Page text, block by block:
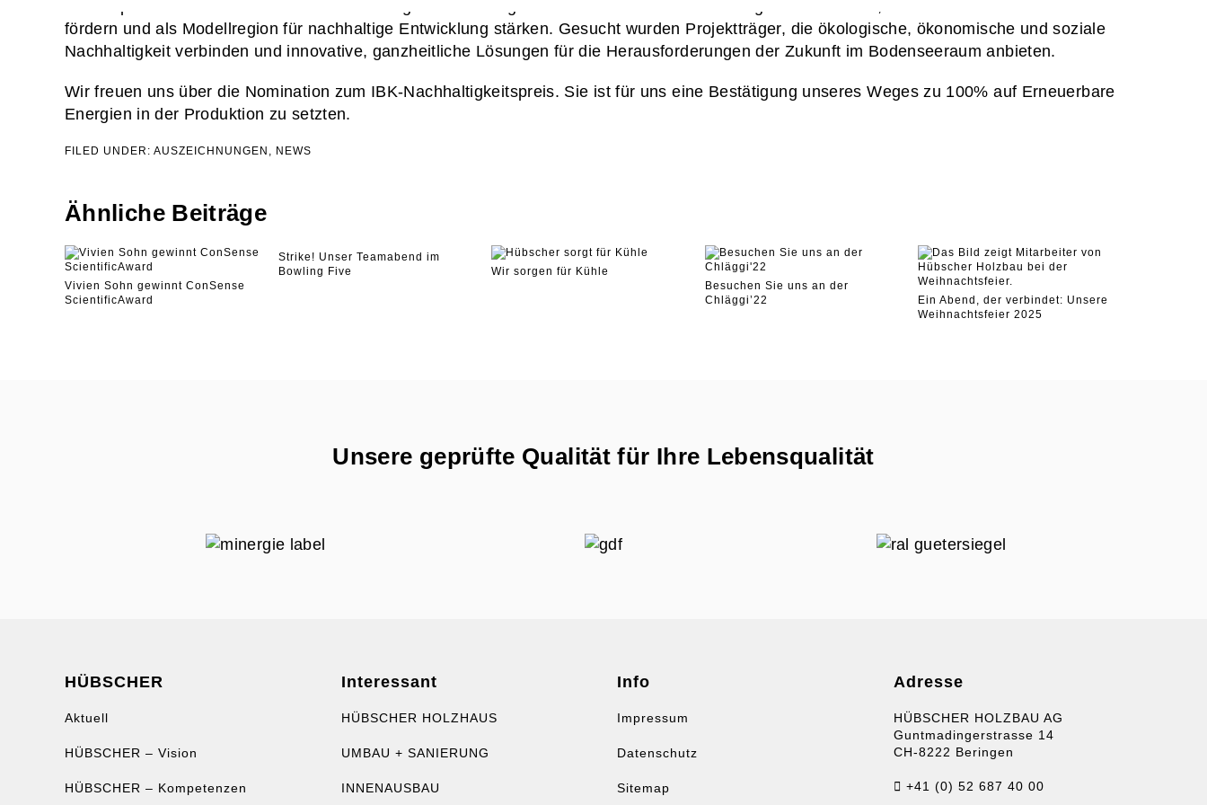
fördern und als Modellregion für nachhaltige Entwicklung stärken. Gesucht wurden Projektträger, die ökologische, ökonomische und soziale
Nachhaltigkeit verbinden und innovative, ganzheitliche Lösungen für die Herausforderungen der Zukunft im Bodenseeraum anbieten.
Wir freuen uns über die Nomination zum IBK-Nachhaltigkeitspreis. Sie ist für uns eine Bestätigung unseres Weges zu 100% auf Erneuerbare
Energien in der Produktion zu setzten.
FILED UNDER: AUSZEICHNUNGEN , NEWS
Ähnliche Beiträge
Vivien Sohn gewinnt ConSense
ScientificAward
Strike! Unser Teamabend im
Bowling Five
Wir sorgen für Kühle
Besuchen Sie uns an der
Chläggi’22
Ein Abend, der verbindet: Unsere
Weihnachtsfeier 2025
Unsere geprüfte Qualität für Ihre Lebensqualität
HÜBSCHER
Aktuell
HÜBSCHER – Vision
HÜBSCHER – Kompetenzen
Interessant
HÜBSCHER HOLZHAUS
UMBAU + SANIERUNG
INNENAUSBAU
Info
Impressum
Datenschutz
Sitemap
Adresse
HÜBSCHER HOLZBAU AG
Guntmadingerstrasse 14
CH-8222 Beringen
+41 (0) 52 687 40 00